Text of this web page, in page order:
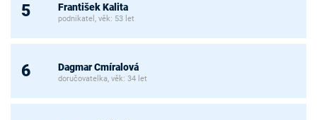
5 František Kalita
podnikatel, věk: 53 let
6 Dagmar Cmíralová
doručovatelka, věk: 34 let